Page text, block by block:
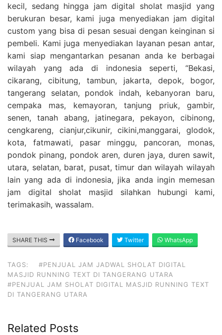
kecil, sedang hingga jam digital sholat masjid yang
berukuran besar, kami juga menyediakan jam digital
custom yang bisa di pesan sesuai dengan keinginan si
pembeli. Kami juga menyediakan layanan pesan antar,
kami siap mengantarkan pesanan anda ke berbagai
wilayah yang ada di indonesia seperti, “Bekasi,
cikarang, cibitung, tambun, jakarta, depok, bogor,
tangerang selatan, pondok indah, kebanyoran baru,
cempaka mas, kemayoran, tanjung priuk, gambir,
senen, tanah abang, jatinegara, pekayon, cibinong,
cengkareng, cianjur,cikunir, cikini,manggarai, glodok,
kota, fatmawati, pasar minggu, pancoran, monas,
pondok pinang, pondok aren, duren jaya, duren sawit,
utara, selatan, barat, pusat, timur dan wilayah wilayah
lain yang ada di indonesia, jika anda ingin memesan
jam digital sholat masjid silahkan hubungi kami,
terimakasih, wassalam.
SHARE THIS Facebook Twitter WhatsApp
TAGS:
#PENJUAL JAM JADWAL SHOLAT DIGITAL
MASJID RUNNING TEXT DI TANGERANG UTARA
#PENJUAL JAM SHOLAT DIGITAL MASJID RUNNING TEXT
DI TANGERANG UTARA
Related Posts